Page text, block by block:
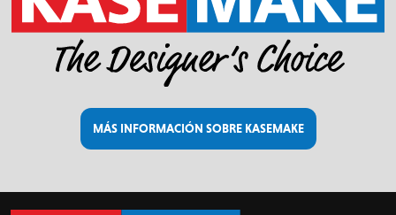
MÁS INFORMACIÓN SOBRE KASEMAKE